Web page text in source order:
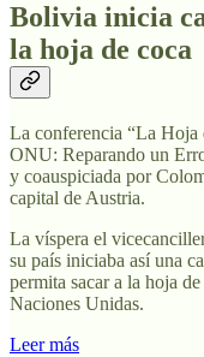
Bolivia inicia
la hoja de coca
La conferencia “La Hoja
ONU: Reparando un
y coauspiciada por
capital de Austria.
La víspera el
su país iniciaba así una
permita sacar a la hoja
Naciones Unidas.
Leer más